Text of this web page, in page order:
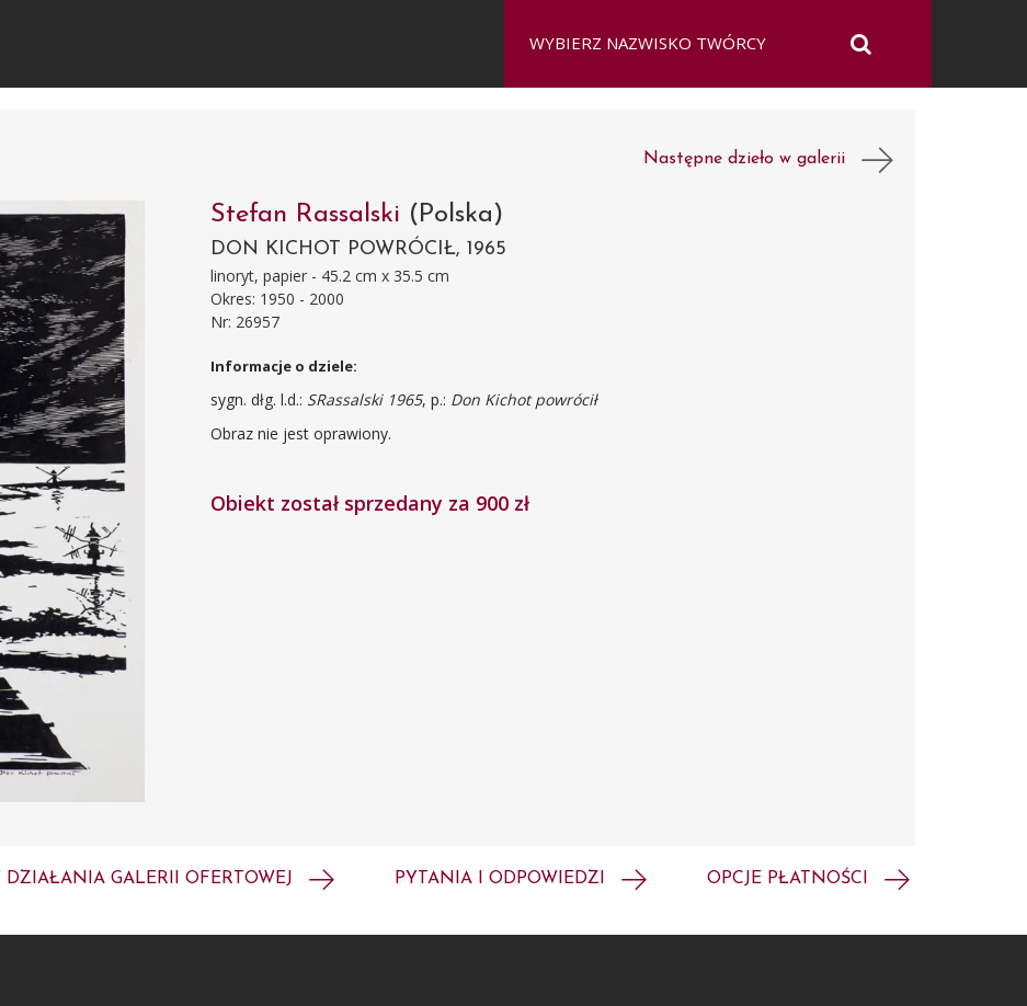
Następne dzieło w galerii
Stefan Rassalski (Polska)
DON KICHOT POWRÓCIŁ, 1965
linoryt, papier - 45.2 cm x 35.5 cm
Okres: 1950 - 2000
Nr: 26957
Informacje o dziele:
sygn. dłg. l.d.: SRassalski 1965, p.: Don Kichot powrócił
Obraz nie jest oprawiony.
Obiekt został sprzedany za 900 zł
DZIAŁANIA GALERII OFERTOWEJ PYTANIA I ODPOWIEDZI OPCJE PŁATNOŚCI